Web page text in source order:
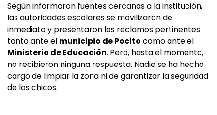
Según informaron fuentes cercanas a la institución,
las autoridades escolares se movilizaron de
inmediato y presentaron los reclamos pertinentes
tanto ante el municipio de Pocito como ante el
Ministerio de Educación. Pero, hasta el momento,
no recibieron ninguna respuesta. Nadie se ha hecho
cargo de limpiar la zona ni de garantizar la seguridad
de los chicos.